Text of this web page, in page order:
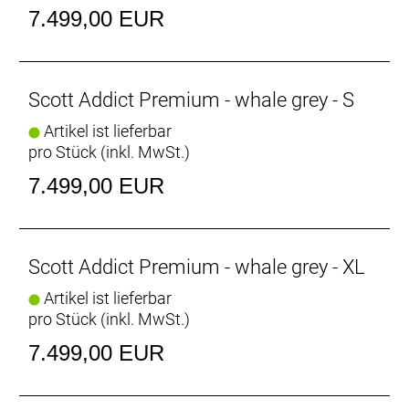
Schwalbe PRO ONE Reifen ausgestattet – für lange
Strecken in jedem Tempo, das du wählst.
Hinweis: Fahrradspezifikationen können ohne
Rahmen: Addict HMX Carbon, Endurance geometry,
Replaceable UDH Derailleur Hanger, Internal cable
routing, Integrated storage
Schaltwerk: Shimano Dura-Ace RD-R9250, 24 Speed
Schalthebel: Shimano Dura-Ace ST-R9270, Dual
control 24 Speed Electronic Shift System
Anzahl Gänge: 24
Umwerfer: Shimano Dura-Ace FD-R9250, Electronic
7.499,00 EUR
Scott Addict Premium - whale grey - S
Artikel ist lieferbar
pro Stück (inkl. MwSt.)
7.499,00 EUR
Scott Addict Premium - whale grey - XL
Artikel ist lieferbar
pro Stück (inkl. MwSt.)
7.499,00 EUR